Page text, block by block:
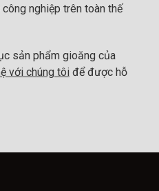
nghiệp trên toàn thế
sản phẩm gioăng của
với chúng tôiđể được hỗ